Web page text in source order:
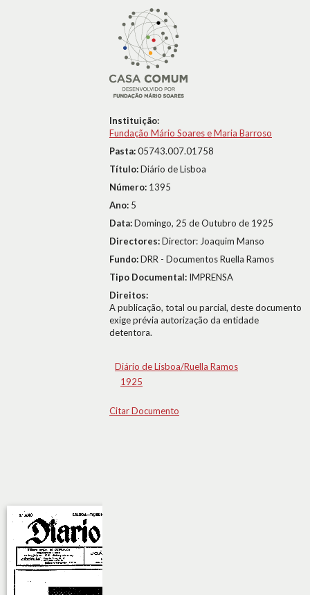
Instituição:
Fundação Mário Soares e Maria Barroso
Pasta:05743.007.01758
Título:Diário de Lisboa
Número: 1395
Ano: 5
Data:Domingo, 25 de Outubro de 1925
Directores:Director: Joaquim Manso
Fundo:DRR - Documentos Ruella Ramos
Tipo Documental: IMPRENSA
Direitos:
A publicação, total ou parcial, deste documento
exige prévia autorização da entidade
detentora.
Diário de Lisboa/Ruella Ramos
1925
Citar Documento